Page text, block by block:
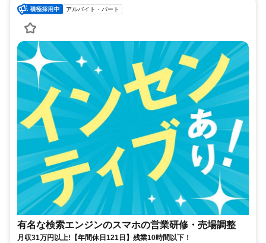
アルバイト・パート
有名な検索エンジンのスマホの営業研修・売場調整
月収31万円以上!【年間休日121日】残業10時間以下！